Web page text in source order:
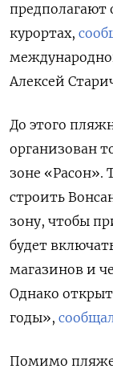
предполагают
курортах,
Алексей
До этого
организован
зоне «Расон».
строить
зону, чтобы
будет
магазинов и
Однако
годы»,
Помимо